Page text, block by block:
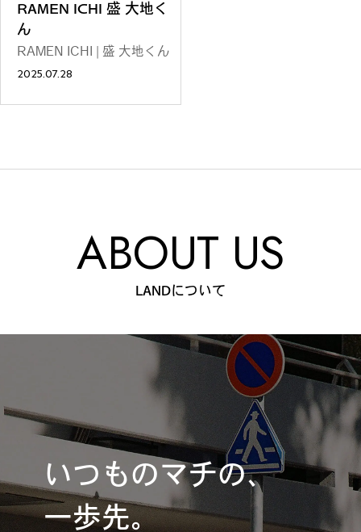
#健康LAND
#札幌来たら、まずはココ
#僕らの便利酒場
雨の日・雪の日の正解
#Meet-Up Spot
RAMEN ICHI 盛 大地く
ん
RAMEN ICHI | 盛 大地くん
2025.07.28
ABOUT US
LANDについて
いつものマチの、
一歩先。